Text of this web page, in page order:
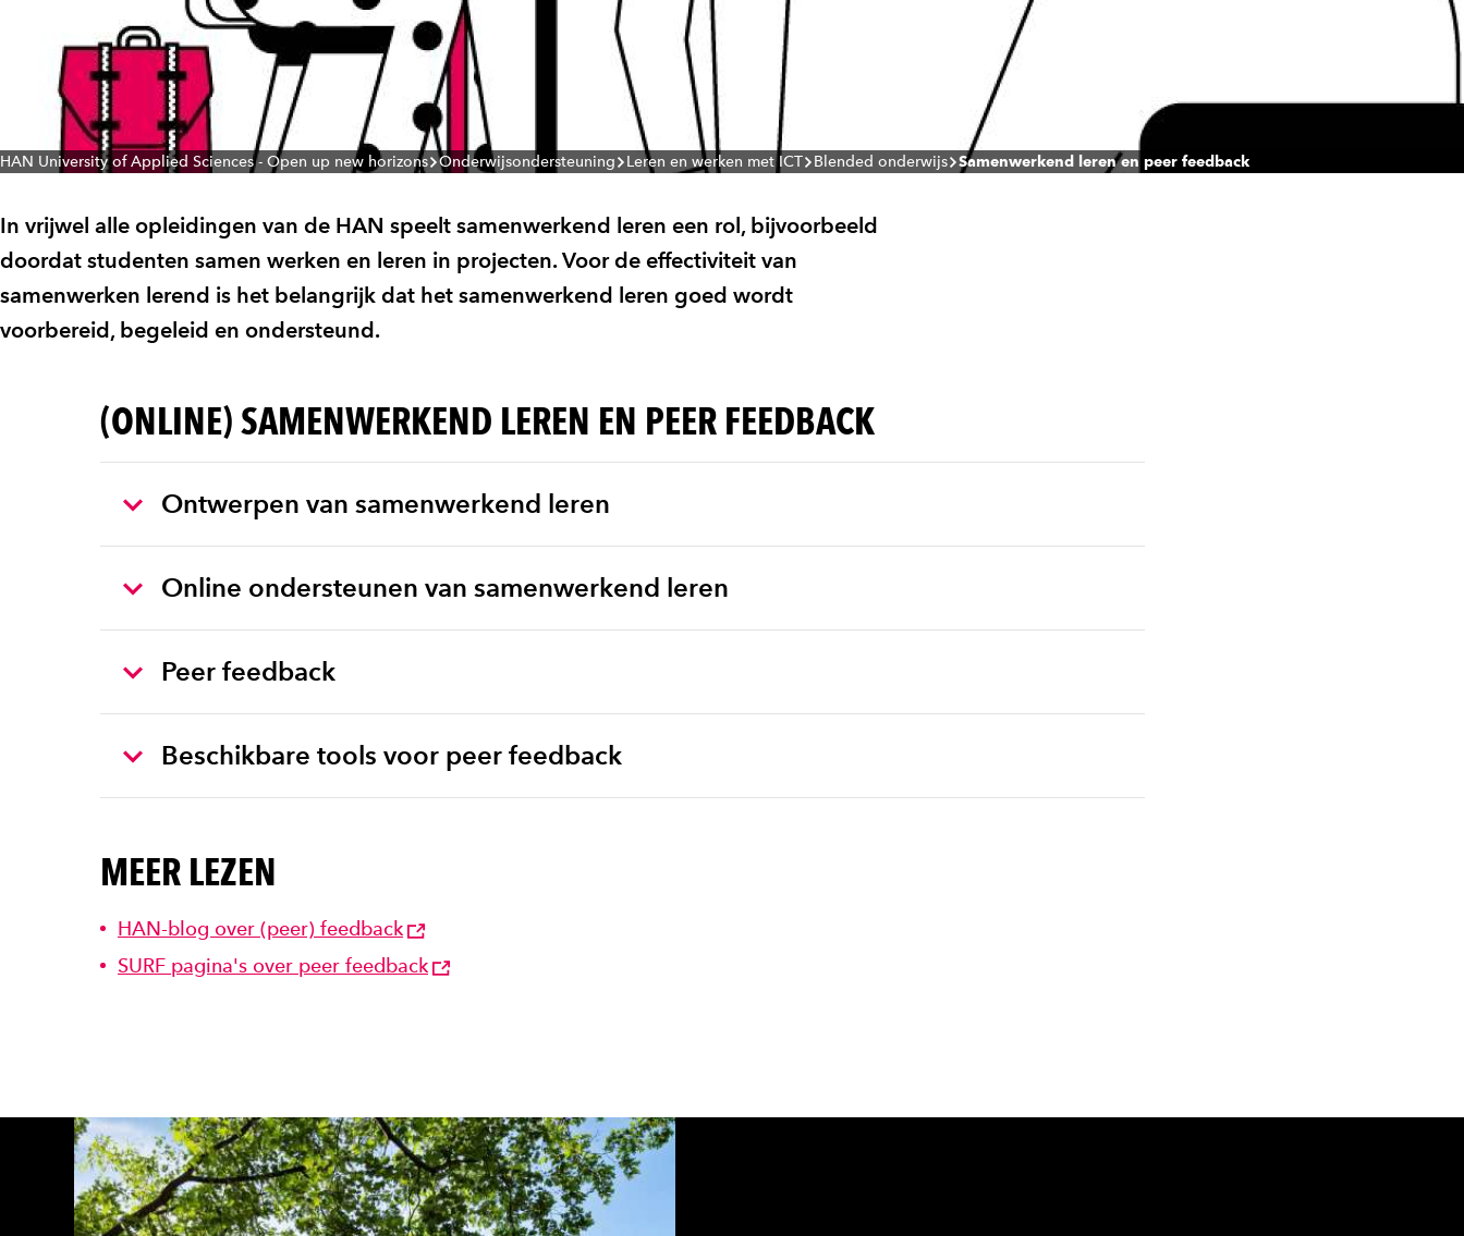
HAN University of Applied Sciences - Open up new horizons Onderwijsondersteuning Leren en werken met ICT Blended onderwijs Samenwerkend leren en peer feedback
In vrijwel alle opleidingen van de HAN speelt samenwerkend leren een rol, bijvoorbeeld
doordat studenten samen werken en leren in projecten. Voor de effectiviteit van
samenwerken lerend is het belangrijk dat het samenwerkend leren goed wordt
voorbereid, begeleid en ondersteund.
(ONLINE) SAMENWERKEND LEREN EN PEER FEEDBACK
Ontwerpen van samenwerkend leren
Online ondersteunen van samenwerkend leren
Peer feedback
Beschikbare tools voor peer feedback
MEER LEZEN
HAN-blog over (peer) feedback
SURF pagina's over peer feedback